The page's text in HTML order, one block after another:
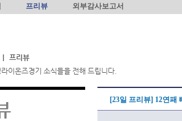
프리뷰 외부감사보고서
프리뷰
이온즈경기 소식들을 전해 드립니다.
[23일 프리뷰] 12연패